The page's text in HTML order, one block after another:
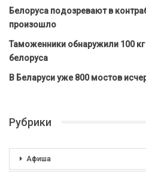
Белоруса подозревают в
произошло
Таможенники обнаружили 100
белоруса
В Беларуси уже 800 мостов
Рубрики
Афиша